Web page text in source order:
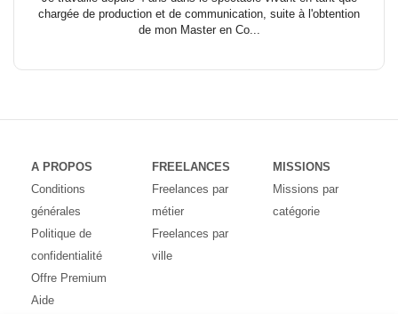
chargée de production et de communication, suite à l'obtention
de mon Master en Co...
A PROPOS
Conditions
générales
Politique de
confidentialité
Offre Premium
Aide
FREELANCES
Freelances par
métier
Freelances par
ville
MISSIONS
Missions par
catégorie